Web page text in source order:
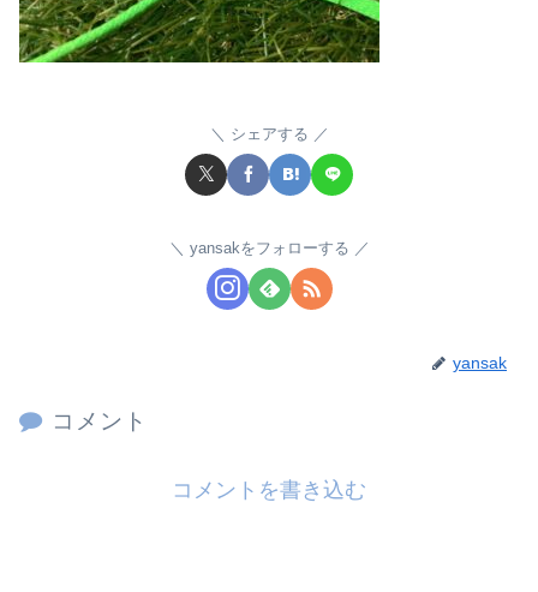
シェアする
yansakをフォローする
yansak
コメント
コメントを書き込む